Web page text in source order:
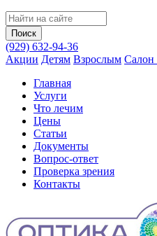
(929) 632-94-36
Акции Детям Взрослым Салон
Главная
Услуги
Что лечим
Цены
Статьи
Документы
Вопрос‑ответ
Проверка зрения
Контакты